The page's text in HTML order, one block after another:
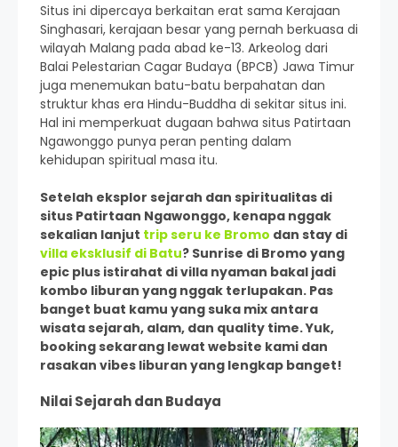
Situs ini dipercaya berkaitan erat sama Kerajaan
Singhasari, kerajaan besar yang pernah berkuasa di
wilayah Malang pada abad ke-13. Arkeolog dari
Balai Pelestarian Cagar Budaya (BPCB) Jawa Timur
juga menemukan batu-batu berpahatan dan
struktur khas era Hindu-Buddha di sekitar situs ini.
Hal ini memperkuat dugaan bahwa situs Patirtaan
Ngawonggo punya peran penting dalam
kehidupan spiritual masa itu.
Setelah eksplor sejarah dan spiritualitas di
situs Patirtaan Ngawonggo, kenapa nggak
sekalian lanjut trip seru ke Bromo dan stay di
villa eksklusif di Batu? Sunrise di Bromo yang
epic plus istirahat di villa nyaman bakal jadi
kombo liburan yang nggak terlupakan. Pas
banget buat kamu yang suka mix antara
wisata sejarah, alam, dan quality time. Yuk,
booking sekarang lewat website kami dan
rasakan vibes liburan yang lengkap banget!
Nilai Sejarah dan Budaya